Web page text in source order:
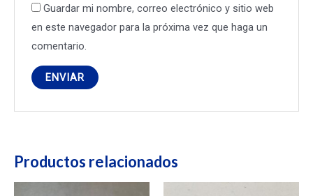
Guardar mi nombre, correo electrónico y sitio web
en este navegador para la próxima vez que haga un
comentario.
Productos relacionados